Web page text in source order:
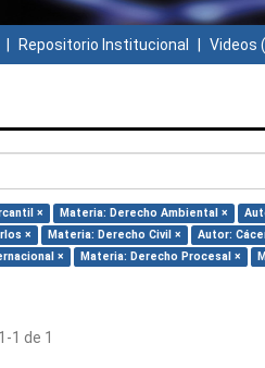
Repositorio Institucional Videos
× Materia: Derecho Ambiental ×
×
Materia: Derecho Civil × Autor:
×
Materia: Derecho Procesal ×
1 de 1